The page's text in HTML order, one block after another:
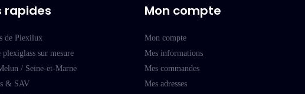
rapides
de Plexilux
plexiglass sur mesure
/ Seine-et-Marne
& SAV
Mon compte
Mon compte
Mes informations
Mes commandes
Mes adresses